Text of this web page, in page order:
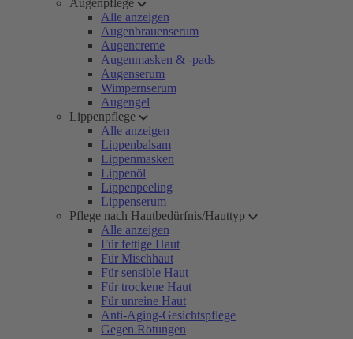
Augenpflege
Alle anzeigen
Augenbrauenserum
Augencreme
Augenmasken & -pads
Augenserum
Wimpernserum
Augengel
Lippenpflege
Alle anzeigen
Lippenbalsam
Lippenmasken
Lippenöl
Lippenpeeling
Lippenserum
Pflege nach Hautbedürfnis/Hauttyp
Alle anzeigen
Für fettige Haut
Für Mischhaut
Für sensible Haut
Für trockene Haut
Für unreine Haut
Anti-Aging-Gesichtspflege
Gegen Rötungen